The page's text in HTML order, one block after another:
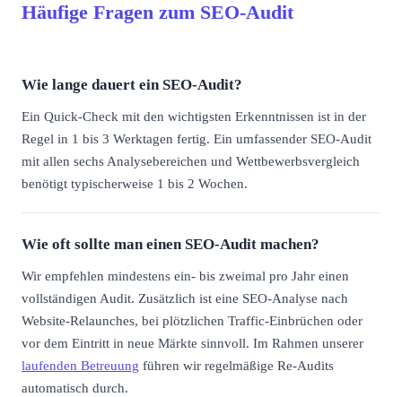
Häufige Fragen zum SEO-Audit
Wie lange dauert ein SEO-Audit?
Ein Quick-Check mit den wichtigsten Erkenntnissen ist in der
Regel in 1 bis 3 Werktagen fertig. Ein umfassender SEO-Audit
mit allen sechs Analysebereichen und Wettbewerbsvergleich
benötigt typischerweise 1 bis 2 Wochen.
Wie oft sollte man einen SEO-Audit machen?
Wir empfehlen mindestens ein- bis zweimal pro Jahr einen
vollständigen Audit. Zusätzlich ist eine SEO-Analyse nach
Website-Relaunches, bei plötzlichen Traffic-Einbrüchen oder
vor dem Eintritt in neue Märkte sinnvoll. Im Rahmen unserer
laufenden Betreuung führen wir regelmäßige Re-Audits
automatisch durch.